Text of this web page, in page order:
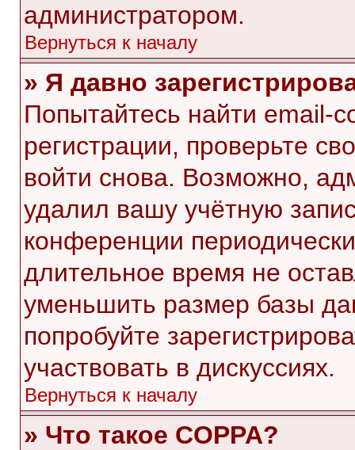
администратором.
Вернуться к началу
» Я давно
Попытайтесь найти email-
регистрации, проверьте
войти снова. Возможно,
удалил вашу учётную
конференции
длительное время не
уменьшить размер базы
попробуйте
участвовать в дискуссиях.
Вернуться к началу
» Что такое COPPA?